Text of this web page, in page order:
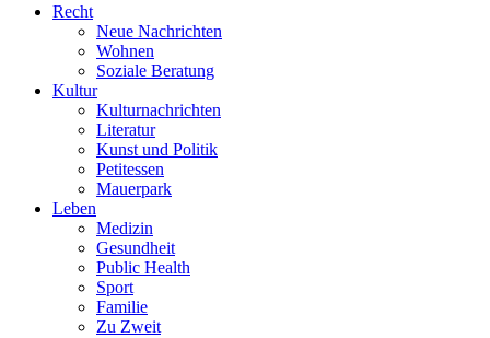
Recht
Neue Nachrichten
Wohnen
Soziale Beratung
Kultur
Kulturnachrichten
Literatur
Kunst und Politik
Petitessen
Mauerpark
Leben
Medizin
Gesundheit
Public Health
Sport
Familie
Zu Zweit